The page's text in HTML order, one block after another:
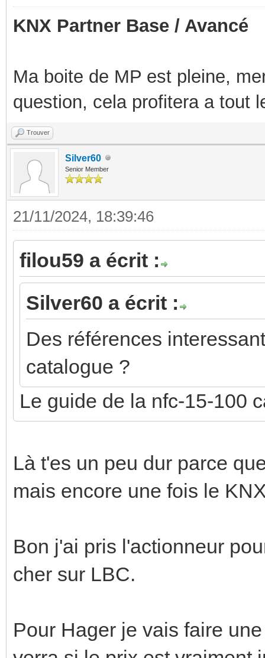
KNX Partner Base / Avancé
Ma boite de MP est pleine,
question, cela profitera a tout
Trouver
Silver60
Senior Member
21/11/2024, 18:39:46
filou59 a écrit :
Silver60 a écrit :
Des références
catalogue ?
Le guide de la nfc-15-100
Là t'es un peu dur parce
mais encore une fois le
Bon j'ai pris l'actionneur
cher sur LBC.
Pour Hager je vais faire